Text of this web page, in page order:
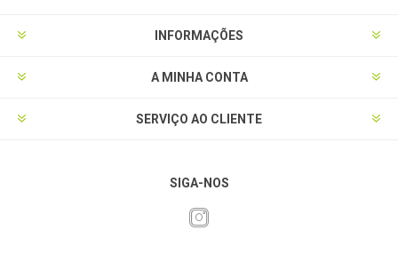
INFORMAÇÕES
A MINHA CONTA
SERVIÇO AO CLIENTE
SIGA-NOS